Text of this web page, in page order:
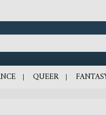
QUEER